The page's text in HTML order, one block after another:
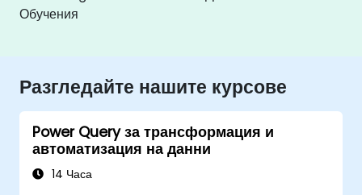
Обучения
Разгледайте нашите курсове
Power Query за трансформация и
автоматизация на данни
14 Часа